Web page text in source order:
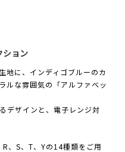
ション
地に、インディゴブルーのカ
ルな雰囲気の「アルファベッ
デザインと、電子レンジ対
、S、T、Yの14種類をご用